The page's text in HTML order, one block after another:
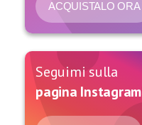
ACQUISTALO ORA
Seguimi sulla
pagina Instagram